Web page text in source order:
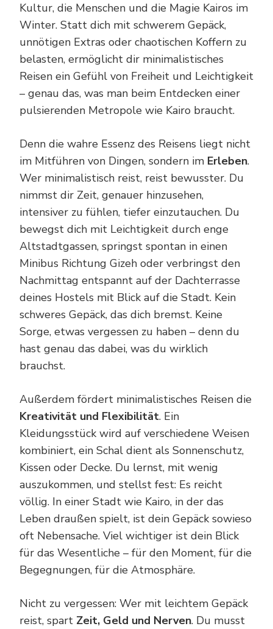
Kultur, die Menschen und die Magie Kairos im
Winter. Statt dich mit schwerem Gepäck,
unnötigen Extras oder chaotischen Koffern zu
belasten, ermöglicht dir minimalistisches
Reisen ein Gefühl von Freiheit und Leichtigkeit
– genau das, was man beim Entdecken einer
pulsierenden Metropole wie Kairo braucht.
Denn die wahre Essenz des Reisens liegt nicht
im Mitführen von Dingen, sondern im Erleben.
Wer minimalistisch reist, reist bewusster. Du
nimmst dir Zeit, genauer hinzusehen,
intensiver zu fühlen, tiefer einzutauchen. Du
bewegst dich mit Leichtigkeit durch enge
Altstadtgassen, springst spontan in einen
Minibus Richtung Gizeh oder verbringst den
Nachmittag entspannt auf der Dachterrasse
deines Hostels mit Blick auf die Stadt. Kein
schweres Gepäck, das dich bremst. Keine
Sorge, etwas vergessen zu haben – denn du
hast genau das dabei, was du wirklich
brauchst.
Außerdem fördert minimalistisches Reisen die
Kreativität und Flexibilität. Ein
Kleidungsstück wird auf verschiedene Weisen
kombiniert, ein Schal dient als Sonnenschutz,
Kissen oder Decke. Du lernst, mit wenig
auszukommen, und stellst fest: Es reicht
völlig. In einer Stadt wie Kairo, in der das
Leben draußen spielt, ist dein Gepäck sowieso
oft Nebensache. Viel wichtiger ist dein Blick
für das Wesentliche – für den Moment, für die
Begegnungen, für die Atmosphäre.
Nicht zu vergessen: Wer mit leichtem Gepäck
reist, spart Zeit, Geld und Nerven. Du musst